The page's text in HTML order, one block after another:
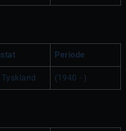
Periode
Tyskland (1940 - )